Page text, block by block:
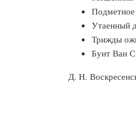
Утаенный
Трижды
Бунт Ван
Д. Н.